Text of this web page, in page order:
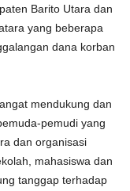
Barito Utara dan
yang beberapa
dana korban
mendukung dan
pemudi yang
dan organisasi
mahasiswa dan
tanggap terhadap